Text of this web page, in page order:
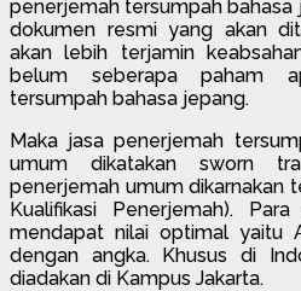
penerjemah tersumpah bahasa
dokumen resmi yang akan
akan lebih terjamin
belum seberapa paham
tersumpah bahasa jepang.
Maka jasa penerjemah
umum dikatakan sworn
penerjemah umum dikarnakan
Kualifikasi Penerjemah).
mendapat nilai optimal yaitu
dengan angka. Khusus di
diadakan di Kampus Jakarta.